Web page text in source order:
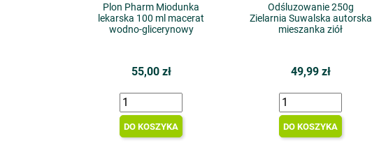
Plon Pharm Miodunka
lekarska 100 ml macerat
wodno-glicerynowy
55,00 zł
DO KOSZYKA
Odśluzowanie 250g
Zielarnia Suwalska autorska
mieszanka ziół
49,99 zł
DO KOSZYKA